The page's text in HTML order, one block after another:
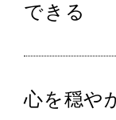
できる
心を穏や